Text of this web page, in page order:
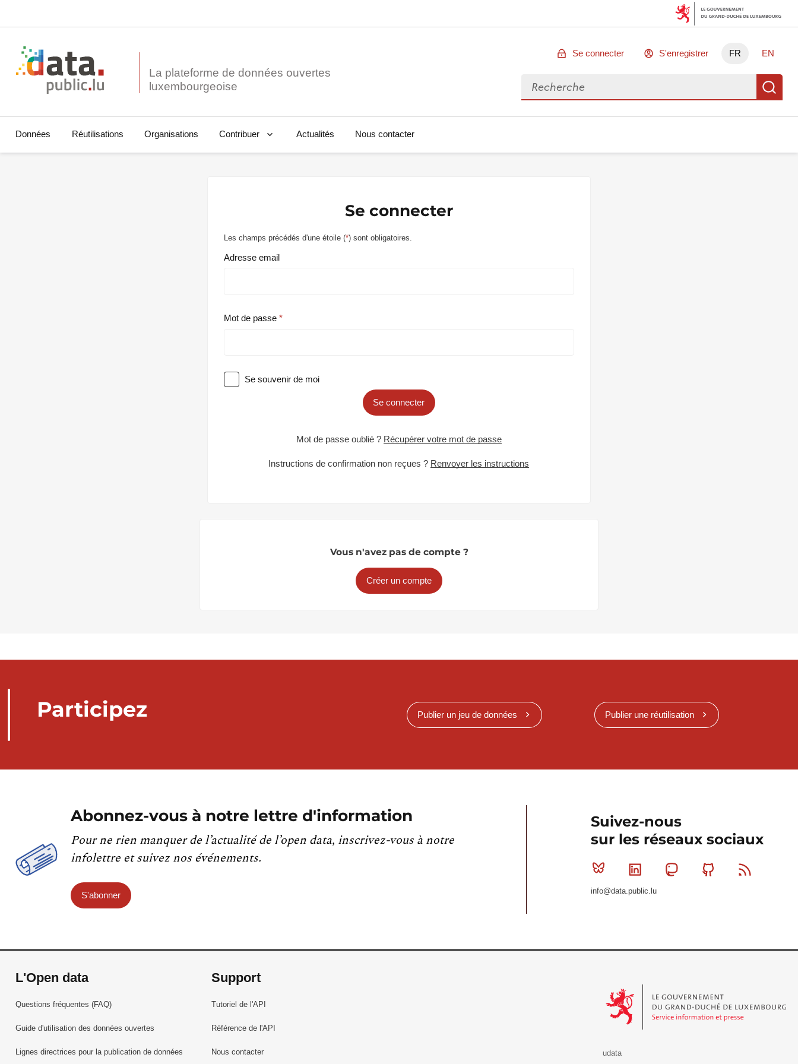
La plateforme de données ouvertes
Se connecter S'enregistrer FR EN
Rechercher des données
Données Réutilisations Organisations Contribuer Actualités Nous contacter
Se connecter
Les champs précédés d'une étoile (*) sont obligatoires.
Adresse email
Mot de passe
Se souvenir de moi
Se connecter
Mot de passe oublié ? Récupérer votre mot de passe
Instructions de confirmation non reçues ? Renvoyer les instructions
Vous n'avez pas de compte ?
Créer un compte
Participez Publier un jeu de données Publier une réutilisation
Abonnez-vous à notre lettre d'information
Pour ne rien manquer de l’actualité de l’open data, inscrivez-vous à notre
infolettre et suivez nos événements.
S'abonner
Suivez-nous
sur les réseaux sociaux
Bluesky Linkedin MastodonGithub
info@data.public.lu
L'Open data
Questions fréquentes (FAQ)
Guide d'utilisation des données ouvertes
Lignes directrices pour la publication de données
Support
Tutoriel de l'API
Référence de l'API
Nous contacter
udata